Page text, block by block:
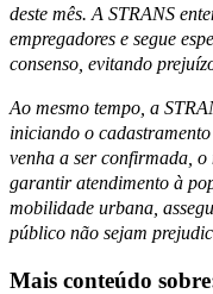
deste mês. A STRANS
empregadores e segue
consenso, evitando
Ao mesmo tempo, a
iniciando o
venha a ser confirmada,
garantir atendimento à
mobilidade urbana,
público não sejam
Mais conteúdo